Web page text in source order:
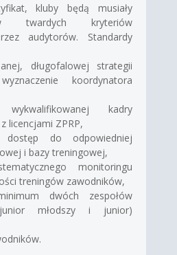
kluby będą musiały
twardych kryteriów
audytorów. Standardy
długofalowej strategii
koordynatora
kadry
licencjami ZPRP,
dostęp do odpowiedniej
i bazy treningowej,
monitoringu
treningów zawodników,
dwóch zespołów
młodszy i junior)